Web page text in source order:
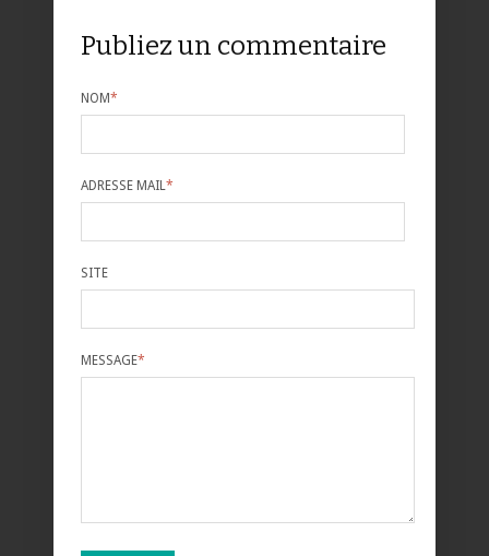
Publiez un commentaire
NOM*
ADRESSE MAIL *
SITE
MESSAGE*